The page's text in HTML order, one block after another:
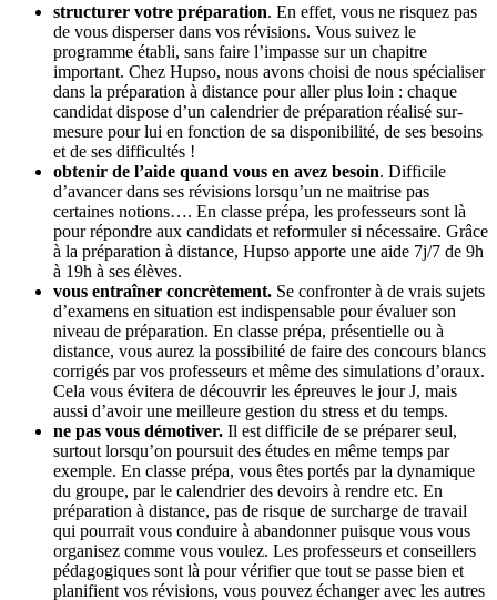
structurer votre préparation. En effet, vous ne risquez pas
de vous disperser dans vos révisions. Vous suivez le
programme établi, sans faire l’impasse sur un chapitre
important. Chez Hupso, nous avons choisi de nous spécialiser
dans la préparation à distance pour aller plus loin : chaque
candidat dispose d’un calendrier de préparation réalisé sur-
mesure pour lui en fonction de sa disponibilité, de ses besoins
et de ses difficultés !
obtenir de l’aide quand vous en avez besoin. Difficile
d’avancer dans ses révisions lorsqu’un ne maitrise pas
certaines notions…. En classe prépa, les professeurs sont là
pour répondre aux candidats et reformuler si nécessaire. Grâce
à la préparation à distance, Hupso apporte une aide 7j/7 de 9h
à 19h à ses élèves.
vous entraîner concrètement. Se confronter à de vrais sujets
d’examens en situation est indispensable pour évaluer son
niveau de préparation. En classe prépa, présentielle ou à
distance, vous aurez la possibilité de faire des concours blancs
corrigés par vos professeurs et même des simulations d’oraux.
Cela vous évitera de découvrir les épreuves le jour J, mais
aussi d’avoir une meilleure gestion du stress et du temps.
ne pas vous démotiver. Il est difficile de se préparer seul,
surtout lorsqu’on poursuit des études en même temps par
exemple. En classe prépa, vous êtes portés par la dynamique
du groupe, par le calendrier des devoirs à rendre etc. En
préparation à distance, pas de risque de surcharge de travail
qui pourrait vous conduire à abandonner puisque vous vous
organisez comme vous voulez. Les professeurs et conseillers
pédagogiques sont là pour vérifier que tout se passe bien et
planifient vos révisions, vous pouvez échanger avec les autres